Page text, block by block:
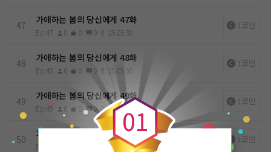
47 가애하는 봄의 당신에게 47화
Ep.47 0 0 0 0 25.05.30
1코인
48 가애하는 봄의 당신에게 48화
Ep.48 0 0 0 0 25.05.30
1코인
49 가애하는 봄의 당신에게 49화
Ep.49 0 0 0 0 25.05.30
1코인
50 가애하는 봄의 당신에게 50화
Ep.50 25.05.30
1코인
0
0
1